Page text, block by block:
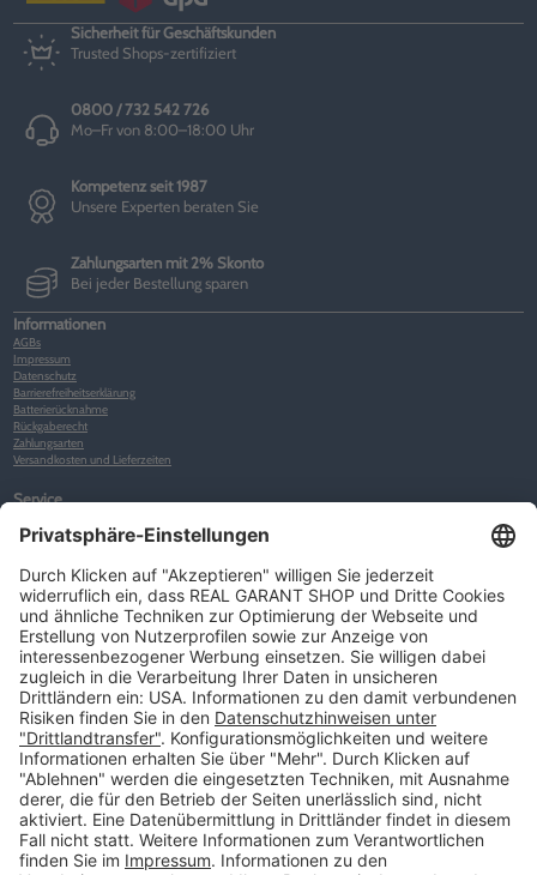
Sicherheit für Geschäftskunden
Trusted Shops-zertifiziert
0800 / 732 542 726
Mo–Fr von 8:00–18:00 Uhr
Kompetenz seit 1987
Unsere Experten beraten Sie
Zahlungsarten mit 2% Skonto
Bei jeder Bestellung sparen
Informationen
AGBs
Impressum
Datenschutz
Barrierefreiheitserklärung
Batterierücknahme
Rückgaberecht
Zahlungsarten
Versandkosten und Lieferzeiten
Service
Warenkorb
Neues Kunden-Konto anlegen
Newsletter
Kontakt
FAQs
Über uns
Kategorien
Betriebsorganisation (52)
Schlüsselorganisation (140)
Reifenorganisation (35)
Werkstattorganisation (166)
Preisauszeichnung und Preisdisplays (35)
Formulare KFZ und Werkstatt (34)
Kennzeichenhalter (49)
KFZ-Verkauf und KFZ-Präsentation (19)
Aussenwerbung (47)
Prospektpräsentation, Infosysteme (29)
Werbeartikel und Give-Aways (212)